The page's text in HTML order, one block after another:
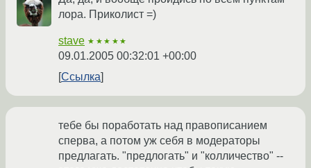
лора. Приколист =)
stave ★★★★★
09.01.2005 00:32:01 +00:00
Ссылка
тебе бы поработать над правописанием
сперва, а потом уж себя в модераторы
предлагать. "предлогать" и "колличество" --